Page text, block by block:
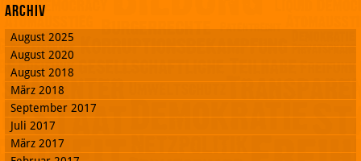
Archiv
August 2025
August 2020
August 2018
März 2018
September 2017
Juli 2017
März 2017